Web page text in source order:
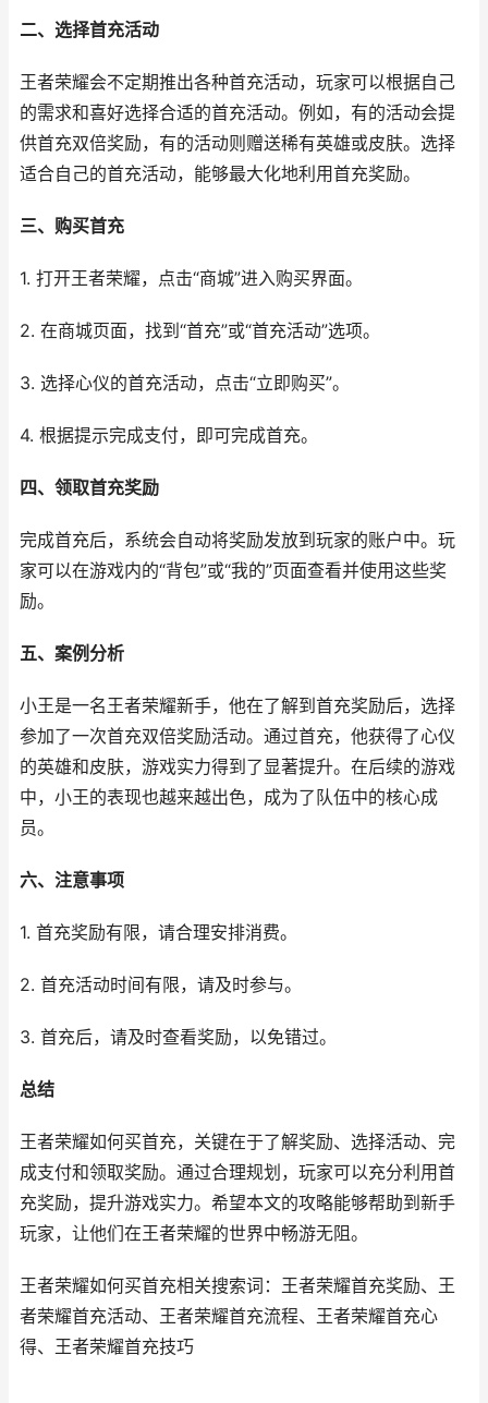
二、选择首充活动
王者荣耀会不定期推出各种首充活动，玩家可以根据自己
的需求和喜好选择合适的首充活动。例如，有的活动会提
供首充双倍奖励，有的活动则赠送稀有英雄或皮肤。选择
适合自己的首充活动，能够最大化地利用首充奖励。
三、购买首充
1. 打开王者荣耀，点击“商城”进入购买界面。
2. 在商城页面，找到“首充”或“首充活动”选项。
3. 选择心仪的首充活动，点击“立即购买”。
4. 根据提示完成支付，即可完成首充。
四、领取首充奖励
完成首充后，系统会自动将奖励发放到玩家的账户中。玩
家可以在游戏内的“背包”或“我的”页面查看并使用这些奖
励。
五、案例分析
小王是一名王者荣耀新手，他在了解到首充奖励后，选择
参加了一次首充双倍奖励活动。通过首充，他获得了心仪
的英雄和皮肤，游戏实力得到了显著提升。在后续的游戏
中，小王的表现也越来越出色，成为了队伍中的核心成
员。
六、注意事项
1. 首充奖励有限，请合理安排消费。
2. 首充活动时间有限，请及时参与。
3. 首充后，请及时查看奖励，以免错过。
总结
王者荣耀如何买首充，关键在于了解奖励、选择活动、完
成支付和领取奖励。通过合理规划，玩家可以充分利用首
充奖励，提升游戏实力。希望本文的攻略能够帮助到新手
玩家，让他们在王者荣耀的世界中畅游无阻。
王者荣耀如何买首充相关搜索词：王者荣耀首充奖励、王
者荣耀首充活动、王者荣耀首充流程、王者荣耀首充心
得、王者荣耀首充技巧